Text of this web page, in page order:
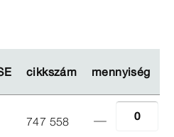
cikkszám mennyiség
cikkszám mennyiség
747 558